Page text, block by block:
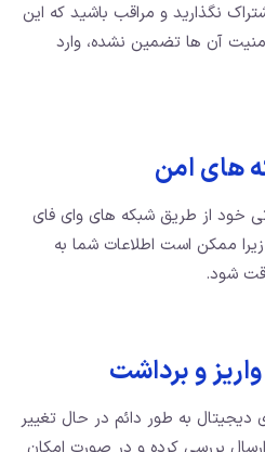
نگذارید و مراقب باشید که این
آن ها تضمین نشده، وارد
های امن
خود از طریق شبکه های وای فای
ممکن است اطلاعات شما به
شود.
و برداشت
به طور دائم در حال تغییر